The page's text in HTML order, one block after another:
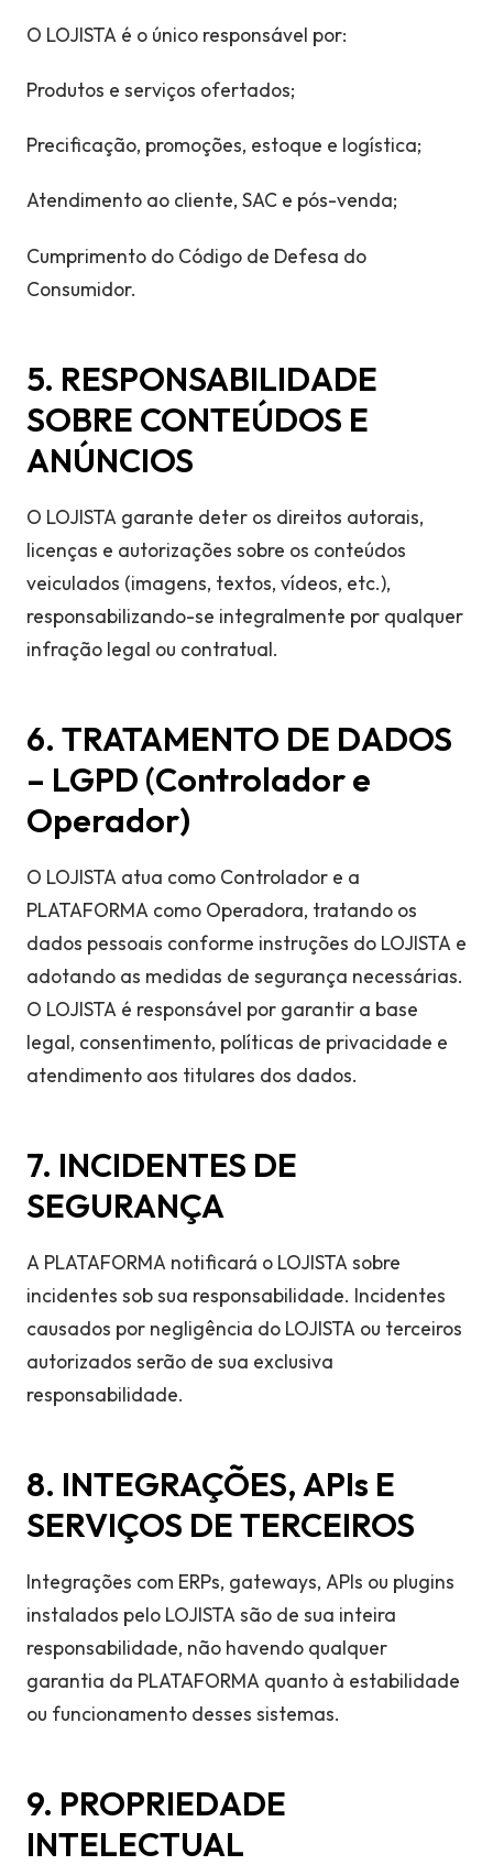
O LOJISTA é o único responsável por:
Produtos e serviços ofertados;
Precificação, promoções, estoque e logística;
Atendimento ao cliente, SAC e pós-venda;
Cumprimento do Código de Defesa do
Consumidor.
5. RESPONSABILIDADE
SOBRE CONTEÚDOS E
ANÚNCIOS
O LOJISTA garante deter os direitos autorais,
licenças e autorizações sobre os conteúdos
veiculados (imagens, textos, vídeos, etc.),
responsabilizando-se integralmente por qualquer
infração legal ou contratual.
6. TRATAMENTO DE DADOS
– LGPD (Controlador e
Operador)
O LOJISTA atua como Controlador e a
PLATAFORMA como Operadora, tratando os
dados pessoais conforme instruções do LOJISTA e
adotando as medidas de segurança necessárias.
O LOJISTA é responsável por garantir a base
legal, consentimento, políticas de privacidade e
atendimento aos titulares dos dados.
7. INCIDENTES DE
SEGURANÇA
A PLATAFORMA notificará o LOJISTA sobre
incidentes sob sua responsabilidade. Incidentes
causados por negligência do LOJISTA ou terceiros
autorizados serão de sua exclusiva
responsabilidade.
8. INTEGRAÇÕES, APIs E
SERVIÇOS DE TERCEIROS
Integrações com ERPs, gateways, APIs ou plugins
instalados pelo LOJISTA são de sua inteira
responsabilidade, não havendo qualquer
garantia da PLATAFORMA quanto à estabilidade
ou funcionamento desses sistemas.
9. PROPRIEDADE
INTELECTUAL